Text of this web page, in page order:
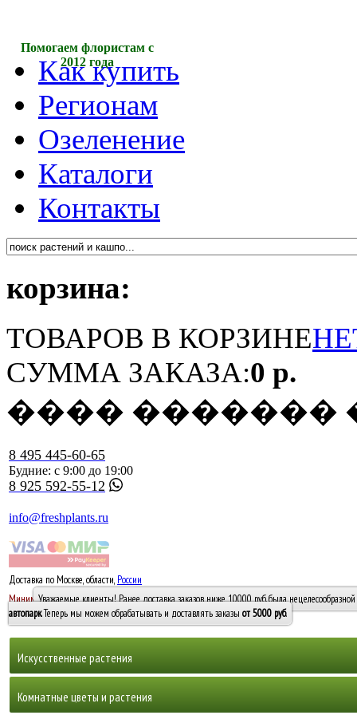
Помогаем флористам с
2012 года
Как купить
Регионам
Озеленение
Каталоги
Контакты
корзина:
ТОВАРОВ В КОРЗИНЕ
СУММА ЗАКАЗА:0 р.
���� �������
8 495 445-60-65
Будние: с 9:00 до 19:00
8 925 592-55-12
info@freshplants.ru
Доставка по Москве, области, России
Минимальный заказ -10 0005000 руб.
Уважаемые клиенты! Ранее доставка заказов ниже 10000 руб. была
автопарк. Теперь мы можем обрабатывать и доставлять заказы от 5000 руб.
Искусственные растения
Горшечные растения, кусты и мох
Комнатные цветы и растения